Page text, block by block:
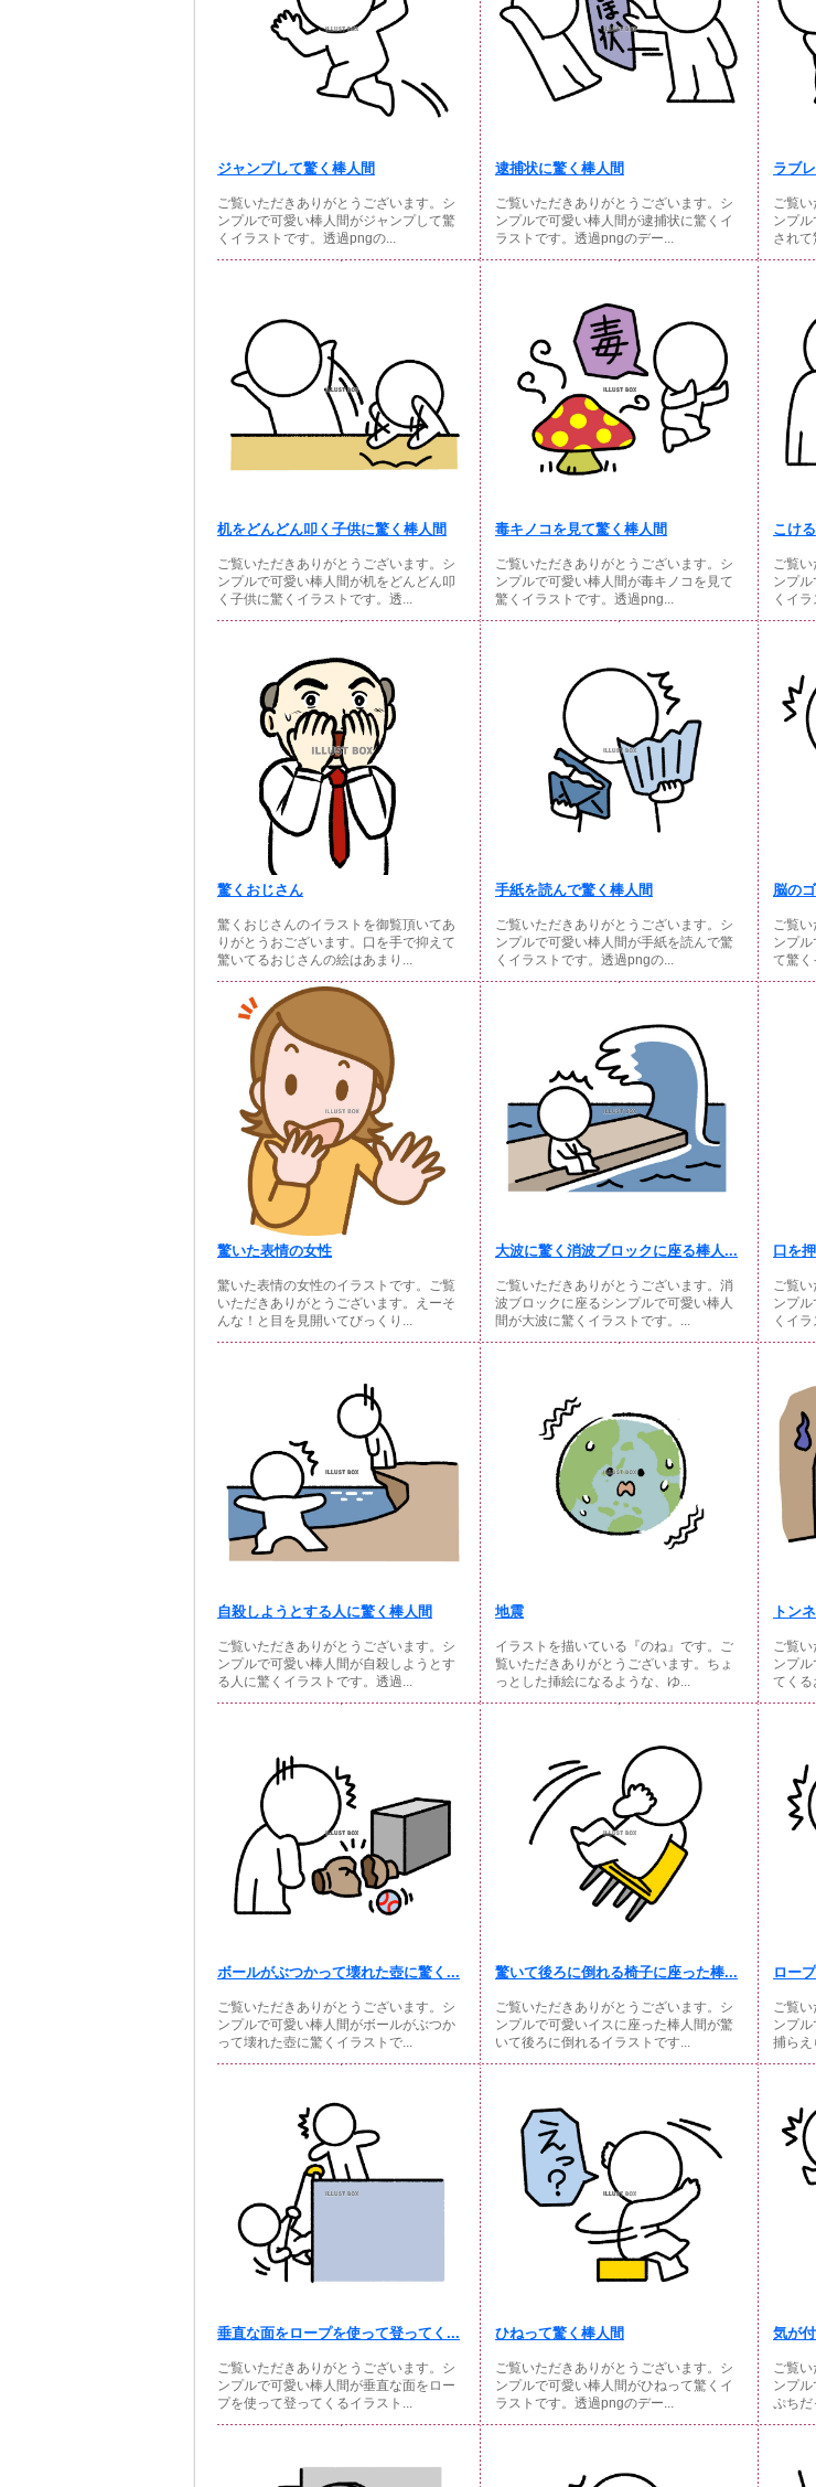
ジャンプして驚く棒人間
ご覧いただきありがとうございます。シ
ンプルで可愛い棒人間がジャンプして驚
くイラストです。透過pngの...
逮捕状に驚く棒人間
ご覧いただきありがとうございます。シ
ンプルで可愛い棒人間が逮捕状に驚くイ
ラストです。透過pngのデー...
ラブ
ご覧
ンプ
され
机をどんどん叩く子供に驚く棒人間
ご覧いただきありがとうございます。シ
ンプルで可愛い棒人間が机をどんどん叩
く子供に驚くイラストです。透...
毒キノコを見て驚く棒人間
ご覧いただきありがとうございます。シ
ンプルで可愛い棒人間が毒キノコを見て
驚くイラストです。透過png...
こけ
ご覧
ンプ
くイ
驚くおじさん
驚くおじさんのイラストを御覧頂いてあ
りがとうおございます。口を手で抑えて
驚いてるおじさんの絵はあまり...
手紙を読んで驚く棒人間
ご覧いただきありがとうございます。シ
ンプルで可愛い棒人間が手紙を読んで驚
くイラストです。透過pngの...
脳の
ご覧
ンプ
て驚く
驚いた表情の女性
驚いた表情の女性のイラストです。ご覧
いただきありがとうございます。えーそ
んな！と目を見開いてびっくり...
大波に驚く消波ブロックに座る棒人...
ご覧いただきありがとうございます。消
波ブロックに座るシンプルで可愛い棒人
間が大波に驚くイラストです。...
口を
ご覧
ンプ
くイ
自殺しようとする人に驚く棒人間
ご覧いただきありがとうございます。シ
ンプルで可愛い棒人間が自殺しようとす
る人に驚くイラストです。透過...
地震
イラストを描いている『のね』です。ご
覧いただきありがとうございます。ちょ
っとした挿絵になるような、ゆ...
トン
ご覧
ンプ
てくる
ボールがぶつかって壊れた壺に驚く...
ご覧いただきありがとうございます。シ
ンプルで可愛い棒人間がボールがぶつか
って壊れた壺に驚くイラストで...
驚いて後ろに倒れる椅子に座った棒...
ご覧いただきありがとうございます。シ
ンプルで可愛いイスに座った棒人間が驚
いて後ろに倒れるイラストです...
ロー
ご覧
ンプ
捕らえ
垂直な面をロープを使って登ってく...
ご覧いただきありがとうございます。シ
ンプルで可愛い棒人間が垂直な面をロー
プを使って登ってくるイラスト...
ひねって驚く棒人間
ご覧いただきありがとうございます。シ
ンプルで可愛い棒人間がひねって驚くイ
ラストです。透過pngのデー...
気が
ご覧
ンプ
ぷちだ